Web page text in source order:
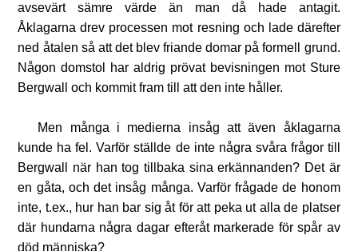
avsevärt sämre värde än man då hade antagit.
Åklagarna drev processen mot resning och lade därefter
ned åtalen så att det blev friande domar på formell grund.
Någon domstol har aldrig prövat bevisningen mot Sture
Bergwall och kommit fram till att den inte håller.
Men många i medierna insåg att även åklagarna
kunde ha fel. Varför ställde de inte några svåra frågor till
Bergwall när han tog tillbaka sina erkännanden? Det är
en gåta, och det insåg många. Varför frågade de honom
inte, t.ex., hur han bar sig åt för att peka ut alla de platser
där hundarna några dagar efteråt markerade för spår av
död människa?